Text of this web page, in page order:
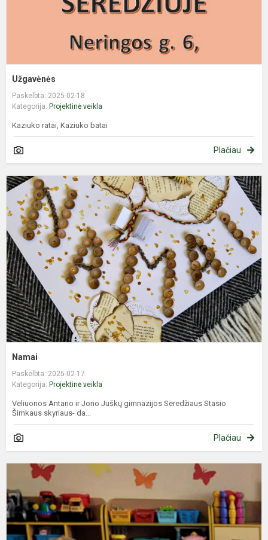
Užgavėnės
Paskelbta: 2025-02-18
Kategorija: Projektinė veikla
Kaziuko ratai, Kaziuko batai
Plačiau
Namai
Paskelbta: 2025-02-17
Kategorija: Projektinė veikla
Veliuonos Antano ir Jono Juškų gimnazijos Seredžiaus Stasio
Šimkaus skyriaus- da...
Plačiau